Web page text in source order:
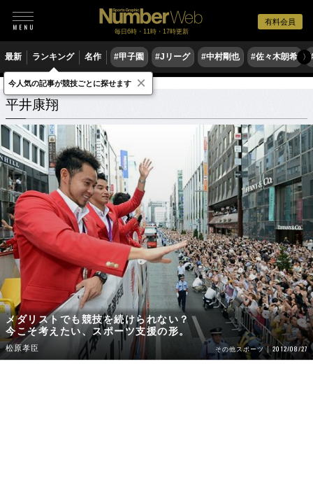
有料会員
毎日6時・11時・17時更新
最新 ランキング 名作 #甲子園 #Jリーグ #中村剛也 #佐々木朗希 〉
平井康翔 関連記事
平井康翔
メダリストでも競技を続けられない？
今こそ考えたい、スポーツ支援の形。
松原孝臣 その他スポーツ 2012/08/27
今人気の記事が競技ごとに探せます ×